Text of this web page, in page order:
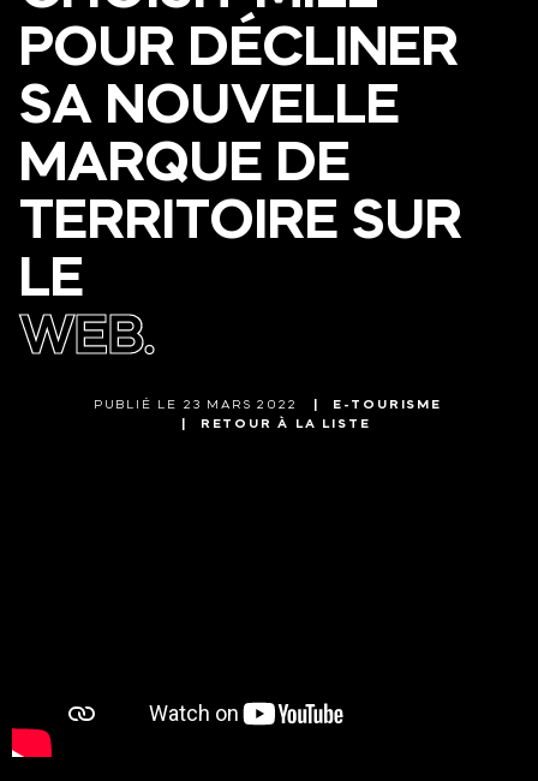
POUR DÉCLINER
SA NOUVELLE
MARQUE DE
TERRITOIRE SUR
LE
WEB.
PUBLIÉ LE 23 MARS 2022
E-TOURISME
RETOUR À LA LISTE